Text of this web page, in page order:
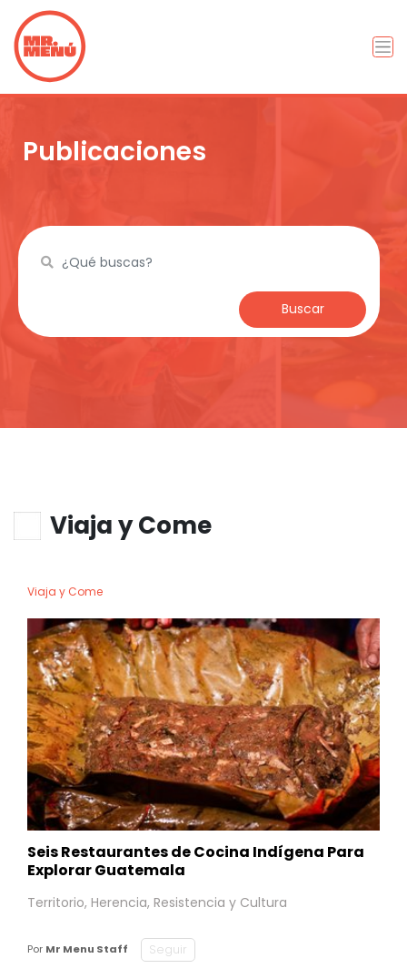
Publicaciones
Buscar
Viaja y Come
Viaja y Come
Seis Restaurantes de Cocina Indígena Para
Explorar Guatemala
Territorio, Herencia, Resistencia y Cultura
Por Mr Menu Staff Seguir